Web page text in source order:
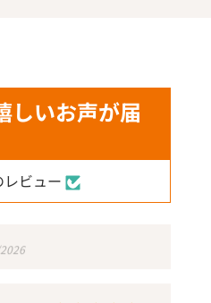
しいお声が届
ビュー
母にサマーギフトしま
とても喜んでました。
けが苦手ですが、全く
ても履き心地がよいで